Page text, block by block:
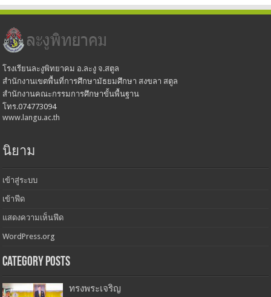
โรงเรียนละงูพิทยาคม อ.ละงู จ.สตูล
สำนักงานเขตพื้นที่การศึกษามัธยมศึกษา สงขลา สตูล
สำนักงานคณะกรรมการศึกษาขั้นพื้นฐาน
โทร.074773094
www.langu.ac.th
นิยาม
เข้าสู่ระบบ
เข้าฟีด
แสดงความเห็นฟีด
WordPress.org
Category Posts
ทรงพระเจริญ